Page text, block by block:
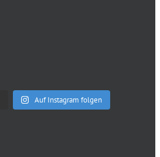
Auf Instagram folgen